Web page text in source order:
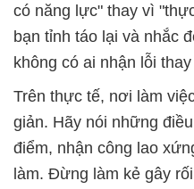
có năng lực" thay vì
bạn tỉnh táo lại và nhắc
không có ai nhận lỗi
Trên thực tế, nơi làm
giản. Hãy nói những
điểm, nhận công lao
làm. Đừng làm kẻ gây